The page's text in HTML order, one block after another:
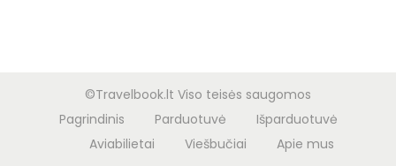
©Travelbook.lt Viso teisės saugomos
Pagrindinis
Parduotuvė
Išparduotuvė
Aviabilietai
Viešbučiai Apie mus